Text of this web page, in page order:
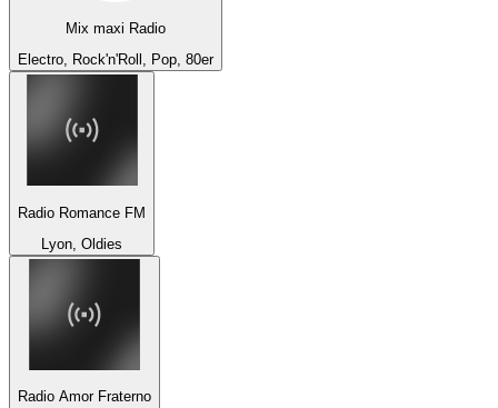
Mix maxi Radio
Electro, Rock'n'Roll, Pop, 80er
Radio Romance FM
Lyon, Oldies
Radio Amor Fraterno